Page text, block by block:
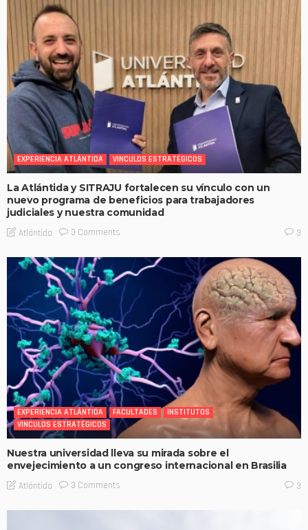
EXPERIENCIA ATLÁNTIDA VINCULOS ESTRATÉGICOS
La Atlántida y SITRAJU fortalecen su vínculo con un
nuevo programa de beneficios para trabajadores
judiciales y nuestra comunidad
Atlántida 3 Comments 3
EXPERIENCIA ATLÁNTIDA FACULTADES
INSTITUTOS
VINCULOS ESTRATÉGICOS
Nuestra universidad lleva su mirada sobre el
envejecimiento a un congreso internacional en Brasilia
Atlántida 3 Comments 3